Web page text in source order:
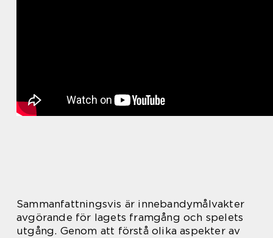
Sammanfattningsvis är innebandymålvakter
avgörande för lagets framgång och spelets
utgång. Genom att förstå olika aspekter av